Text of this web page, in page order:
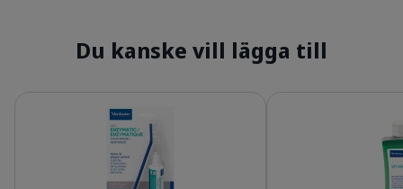
Du kanske vill lägga till